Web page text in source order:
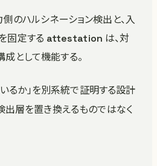
のハルシネーション検出と、入
固定する attestation は、対
として機能する。
るか」を別系統で証明する設計
出層を置き換えるものではなく